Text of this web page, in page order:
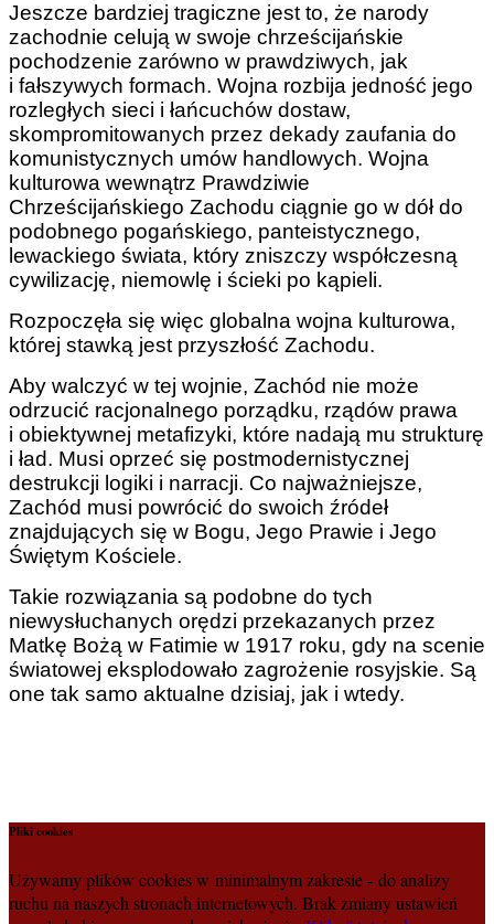
Jeszcze bardziej tragiczne jest to, że narody
zachodnie celują w swoje chrześcijańskie
pochodzenie zarówno w prawdziwych, jak
i fałszywych formach. Wojna rozbija jedność jego
rozległych sieci i łańcuchów dostaw,
skompromitowanych przez dekady zaufania do
komunistycznych umów handlowych. Wojna
kulturowa wewnątrz Prawdziwie
Chrześcijańskiego Zachodu ciągnie go w dół do
podobnego pogańskiego, panteistycznego,
lewackiego świata, który zniszczy współczesną
cywilizację, niemowlę i ścieki po kąpieli.
Rozpoczęła się więc globalna wojna kulturowa,
której stawką jest przyszłość Zachodu.
Aby walczyć w tej wojnie, Zachód nie może
odrzucić racjonalnego porządku, rządów prawa
i obiektywnej metafizyki, które nadają mu strukturę
i ład. Musi oprzeć się postmodernistycznej
destrukcji logiki i narracji. Co najważniejsze,
Zachód musi powrócić do swoich źródeł
znajdujących się w Bogu, Jego Prawie i Jego
Świętym Kościele.
Takie rozwiązania są podobne do tych
niewysłuchanych orędzi przekazanych przez
Matkę Bożą w Fatimie w 1917 roku, gdy na scenie
światowej eksplodowało zagrożenie rosyjskie. Są
one tak samo aktualne dzisiaj, jak i wtedy.
Pliki cookies
Używamy plików cookies w minimalnym zakresie - do analizy
ruchu na naszych stronach internetowych. Brak zmiany ustawień